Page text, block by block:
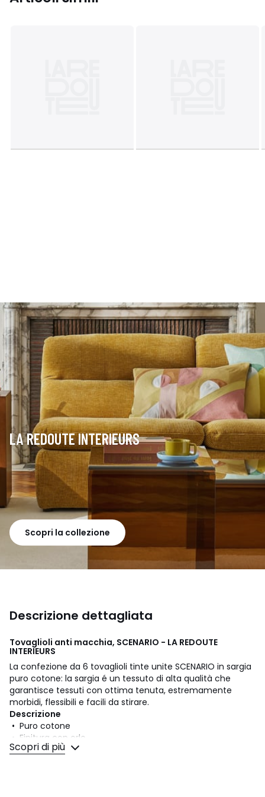
LA REDOUTE INTERIEURS
Scopri la collezione
Descrizione dettagliata
Tovaglioli anti macchia, SCENARIO - LA REDOUTE
INTERIEURS
La confezione da 6 tovaglioli tinte unite SCENARIO in sargia
puro cotone: la sargia é un tessuto di alta qualità che
garantisce tessuti con ottima tenuta, estremamente
morbidi, flessibili e facili da stirare.
Descrizione
• Puro cotone
• Finitura con orlo
• Lavabile a 40°
Scopri di più